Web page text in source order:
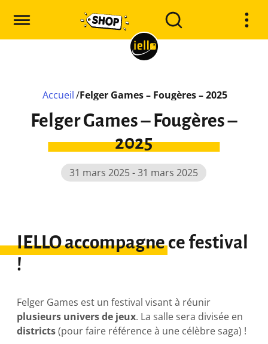
Accueil /Felger Games – Fougères – 2025
Felger Games – Fougères –
2025
31 mars 2025 - 31 mars 2025
IELLO accompagne ce festival
!
Felger Games est un festival visant à réunir
plusieurs univers de jeux. La salle sera divisée en
districts(pour faire référence à une célèbre saga) !